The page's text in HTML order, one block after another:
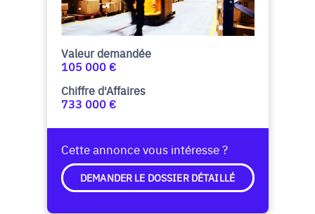
Valeur demandée
105 000 €
Chiffre d'Affaires
733 000 €
Cette annonce vous intéresse ?
DEMANDER LE DOSSIER DÉTAILLÉ